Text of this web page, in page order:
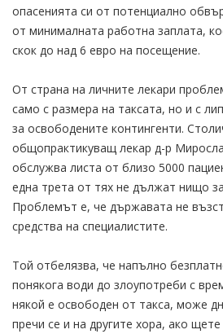
опасенията си от потенциално
от минималната работна заплата,
скок до над 6 евро на посещение.
От страна на личните лекари
само с размера на таксата, но и с
за освободените контингенти.
общопрактикуващ лекар д-р
обслужва листа от близо 5000
една трета от тях не дължат нищо
Проблемът е, че държавата не
средства на специалистите.
Той отбелязва, че напълно
понякога води до злоупотреби с
някой е освободен от такса, може
пречи се и на другите хора, ако